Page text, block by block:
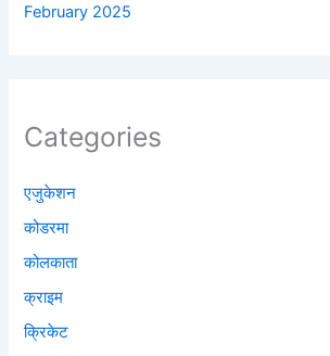
February 2025
Categories
एजुकेशन
कोडरमा
कोलकाता
क्राइम
क्रिकेट